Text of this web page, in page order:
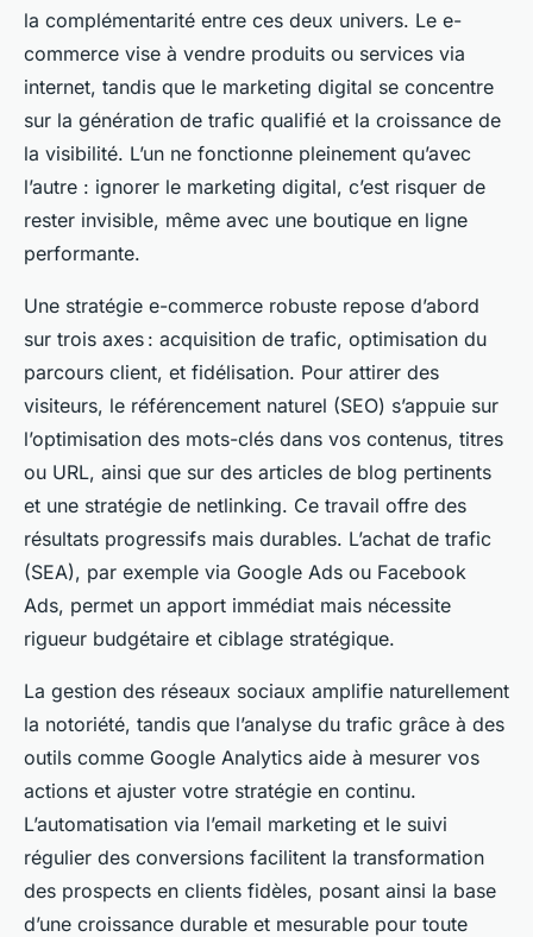
la complémentarité entre ces deux univers. Le e-
commerce vise à vendre produits ou services via
internet, tandis que le marketing digital se concentre
sur la génération de trafic qualifié et la croissance de
la visibilité. L’un ne fonctionne pleinement qu’avec
l’autre : ignorer le marketing digital, c’est risquer de
rester invisible, même avec une boutique en ligne
performante.
Une stratégie e-commerce robuste repose d’abord
sur trois axes : acquisition de trafic, optimisation du
parcours client, et fidélisation. Pour attirer des
visiteurs, le référencement naturel (SEO) s’appuie sur
l’optimisation des mots-clés dans vos contenus, titres
ou URL, ainsi que sur des articles de blog pertinents
et une stratégie de netlinking. Ce travail offre des
résultats progressifs mais durables. L’achat de trafic
(SEA), par exemple via Google Ads ou Facebook
Ads, permet un apport immédiat mais nécessite
rigueur budgétaire et ciblage stratégique.
La gestion des réseaux sociaux amplifie naturellement
la notoriété, tandis que l’analyse du trafic grâce à des
outils comme Google Analytics aide à mesurer vos
actions et ajuster votre stratégie en continu.
L’automatisation via l’email marketing et le suivi
régulier des conversions facilitent la transformation
des prospects en clients fidèles, posant ainsi la base
d’une croissance durable et mesurable pour toute